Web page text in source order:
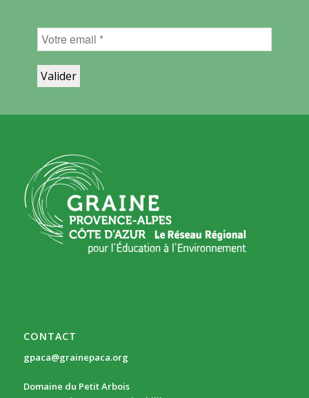
CONTACT
gpaca@grainepaca.org
Domaine du Petit Arbois